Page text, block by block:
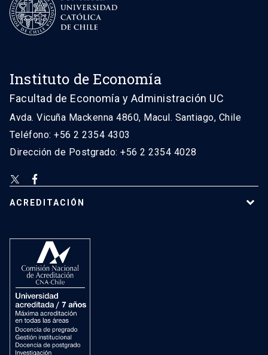
Instituto de Economía
Facultad de Economía y Administración UC
Avda. Vicuña Mackenna 4860, Macul. Santiago, Chile
Teléfono: +56 2 2354 4303
Dirección de Postgrado: +56 2 2354 4028
ACREDITACIÓN